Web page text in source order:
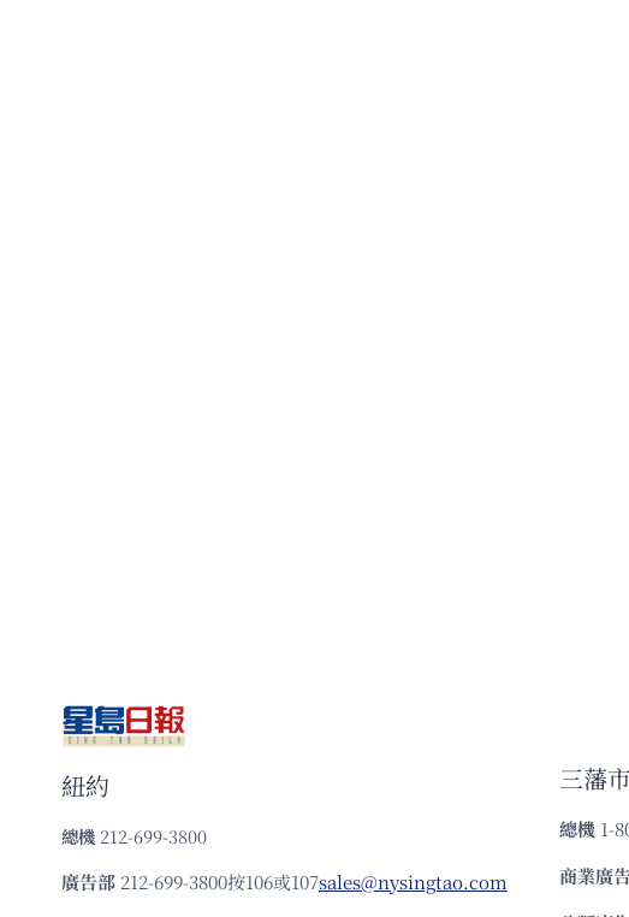
紐約
總機 212-699-3800
廣告部 212-699-3800按106或107sales@nysingtao.com
三藩市
總機 1-
商業廣